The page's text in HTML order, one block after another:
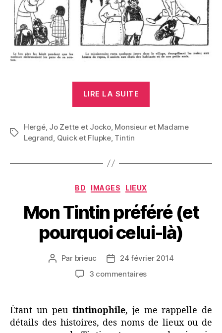
LIRE LA SUITE
Étiquettes
Hergé, Jo Zette et Jocko, Monsieur et Madame
Legrand Quick et Flupke, Tintin
Catégories
BD IMAGES LIEUX
Mon Tintin préféré (et
pourquoi celui-là)
Auteur
Par brieuc
Date24 février 2014
3 commentairessur
préféré
(et
pourquoi
Étant un peutintinophile, je me rappelle de
détails des histoires, des noms de lieux ou de